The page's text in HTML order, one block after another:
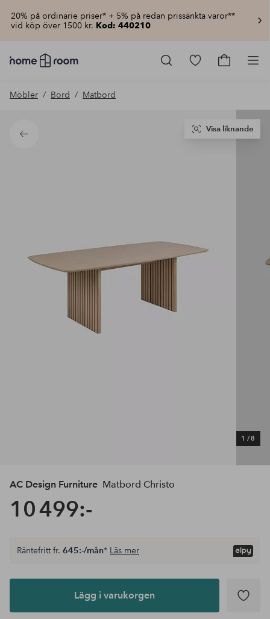
20% på ordinarie priser* + 5% på redan prissänkta varor**
vid köp över 1500 kr. Kod: 440210
Homeroom
–
hemmet
pris
Gå
Gå
Möbler Bord Matbord
Tillbaka
1 /8
Visa liknande
AC Design Furniture Matbord Christo
10 499:-
Lägg i
Räntefritt fr. 645:-/mån* Läs mer
Lägg i varukorgen